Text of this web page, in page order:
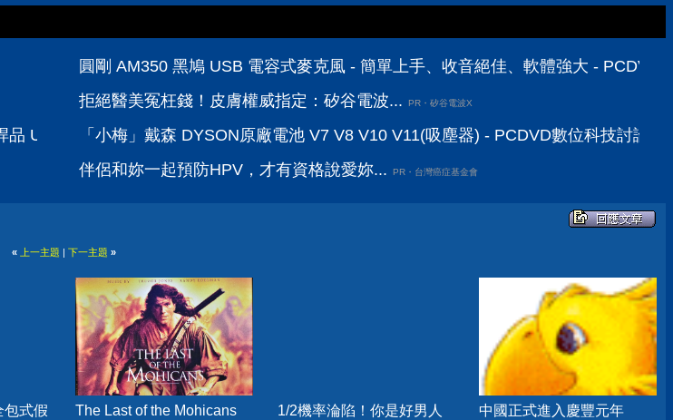
品 US21700VX40 US21700VTC6
圓剛 AM350 黑鳩 USB 電容式麥克風 - 簡單上手、收音絕佳、軟體強大 - PCDVD
拒絕醫美冤枉錢！皮膚權威指定：矽谷電波...
PR・矽谷電波X
「小梅」戴森 DYSON原廠電池 V7 V8 V10 V11(吸塵器) - PCDVD數位科技討論區
伴侶和妳一起預防HPV，才有資格說愛妳...
PR・台灣癌症基金會
« 上一主題 | 下一主題 »
包式假
The Last of the Mohicans
1/2機率淪陷！你是好男人
中國正式進入慶豐元年